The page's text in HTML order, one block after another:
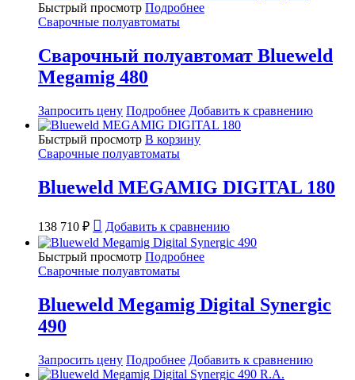
Быстрый просмотр Подробнее
Сварочные полуавтоматы
Сварочный полуавтомат Blueweld
Megamig 480
Запросить цену Подробнее Добавить к сравнению
Быстрый просмотр В корзину
Сварочные полуавтоматы
Blueweld MEGAMIG DIGITAL 180
138 710 ₽ Добавить к сравнению
Быстрый просмотр Подробнее
Сварочные полуавтоматы
Blueweld Megamig Digital Synergic
490
Запросить цену Подробнее Добавить к сравнению